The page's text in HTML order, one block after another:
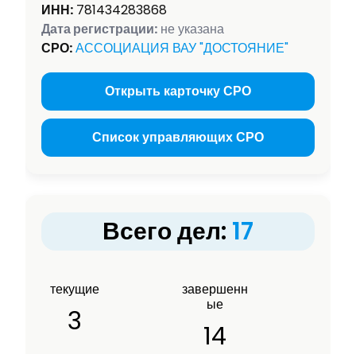
ИНН: 781434283868
Дата регистрации: не указана
СРО:АССОЦИАЦИЯ ВАУ "ДОСТОЯНИЕ"
Открыть карточку СРО
Список управляющих СРО
Всего дел: 17
текущие
3
завершенн
ые
14